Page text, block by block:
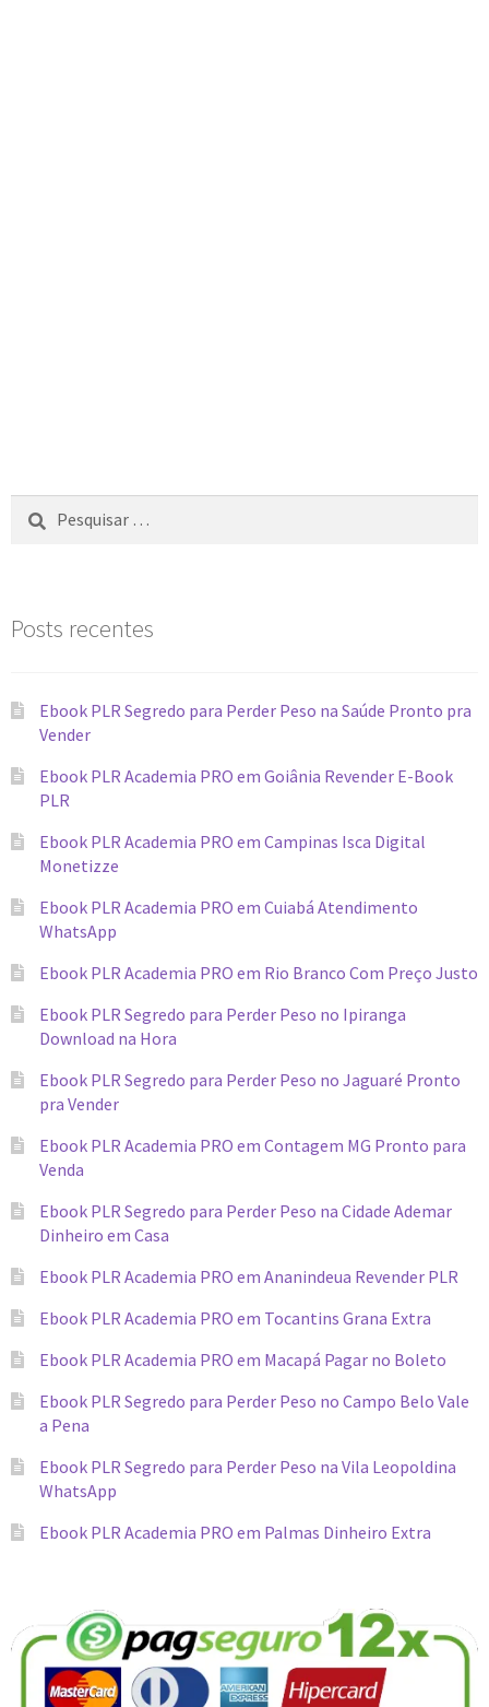
Posts recentes
Ebook PLR Segredo para Perder Peso na Saúde Pronto pra
Vender
Ebook PLR Academia PRO em Goiânia Revender E-Book
PLR
Ebook PLR Academia PRO em Campinas Isca Digital
Monetizze
Ebook PLR Academia PRO em Cuiabá Atendimento
WhatsApp
Ebook PLR Academia PRO em Rio Branco Com Preço Justo
Ebook PLR Segredo para Perder Peso no Ipiranga
Download na Hora
Ebook PLR Segredo para Perder Peso no Jaguaré Pronto
pra Vender
Ebook PLR Academia PRO em Contagem MG Pronto para
Venda
Ebook PLR Segredo para Perder Peso na Cidade Ademar
Dinheiro em Casa
Ebook PLR Academia PRO em Ananindeua Revender PLR
Ebook PLR Academia PRO em Tocantins Grana Extra
Ebook PLR Academia PRO em Macapá Pagar no Boleto
Ebook PLR Segredo para Perder Peso no Campo Belo Vale
a Pena
Ebook PLR Segredo para Perder Peso na Vila Leopoldina
WhatsApp
Ebook PLR Academia PRO em Palmas Dinheiro Extra